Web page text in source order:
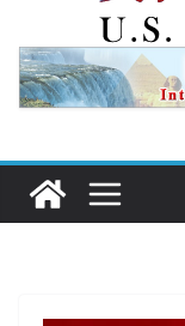
再次访华